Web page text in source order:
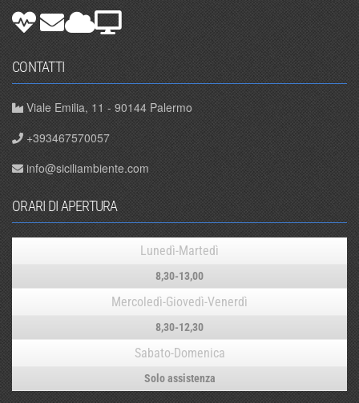
CONTATTI
Viale Emilia, 11 - 90144 Palermo
+393467570057
info@siciliambiente.com
ORARI DI APERTURA
Lunedì-Martedì
8,30-13,00
Mercoledì-Giovedì-Venerdì
8,30-12,30
Sabato-Domenica
Solo assistenza